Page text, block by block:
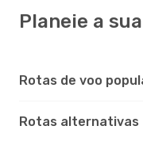
Planeie a
Rotas de voo
Rotas alternativas